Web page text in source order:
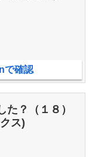
で確認
た？（１８）
ス)